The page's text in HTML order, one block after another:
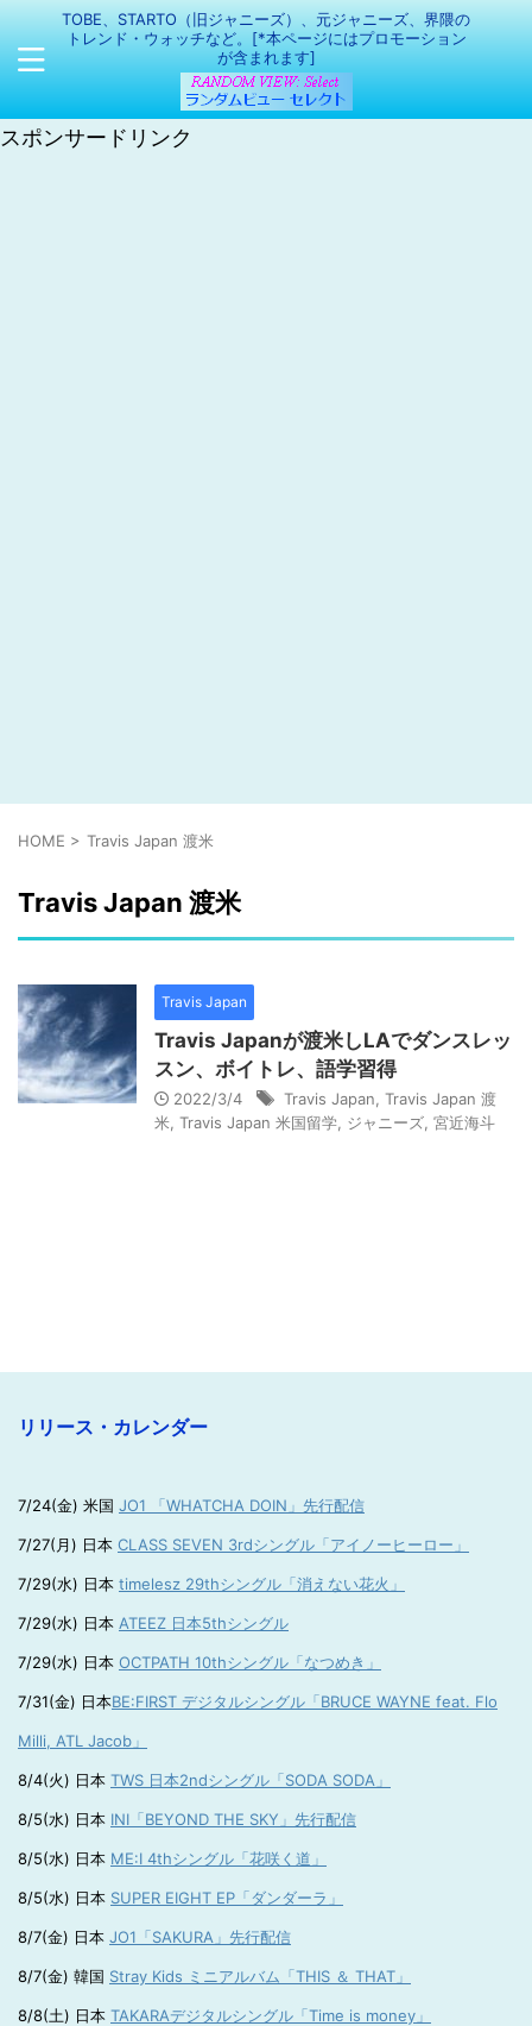
TOBE、STARTO（旧ジャニーズ）、元ジャニーズ、界隈の
トレンド・ウォッチなど。[*本ページにはプロモーション
が含まれます]
スポンサードリンク
HOME > Travis Japan 渡米
Travis Japan 渡米
Travis Japan
Travis Japanが渡米しLAでダンスレッ
スン、ボイトレ、語学習得
2022/3/4 Travis Japan Travis Japan 渡
米 Travis Japan 米国留学 ジャニーズ 宮近海斗
リリース・カレンダー
7/24(金) 米国 JO1 「WHATCHA DOIN」先行配信
7/27(月) 日本 CLASS SEVEN 3rdシングル「アイノーヒーロー」
7/29(水) 日本 timelesz 29thシングル「消えない花火」
7/29(水) 日本 ATEEZ 日本5thシングル
7/29(水) 日本 OCTPATH 10thシングル「なつめき」
7/31(金) 日本BE:FIRST デジタルシングル「BRUCE WAYNE feat. Flo
Milli, ATL Jacob」
8/4(火) 日本 TWS 日本2ndシングル「SODA SODA」
8/5(水) 日本 INI「BEYOND THE SKY」先行配信
8/5(水) 日本 ME:I 4thシングル「花咲く道」
8/5(水) 日本 SUPER EIGHT EP「ダンダーラ」
8/7(金) 日本 JO1「SAKURA」先行配信
8/7(金) 韓国 Stray Kids ミニアルバム「THIS ＆ THAT」
8/8(土) 日本 TAKARAデジタルシングル「Time is money」